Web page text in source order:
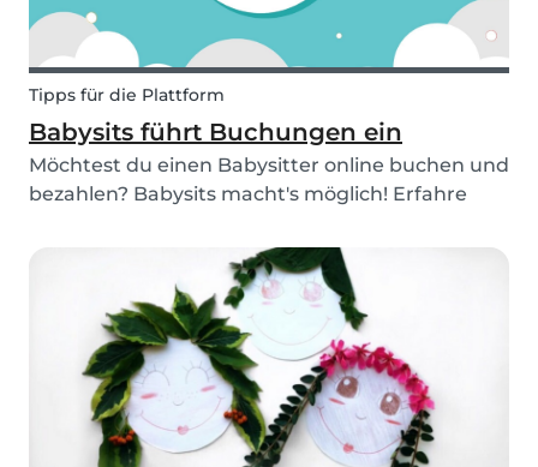
Tipps für die Plattform
Babysits führt Buchungen ein
Möchtest du einen Babysitter online buchen und
bezahlen? Babysits macht's möglich! Erfahre
Eltern und Kinderbetreuern weiter zu
erleichtern, hat Babys...